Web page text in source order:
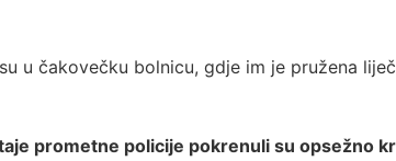
u čakovečku bolnicu, gdje im je pružena
prometne policije pokrenuli su opsežno